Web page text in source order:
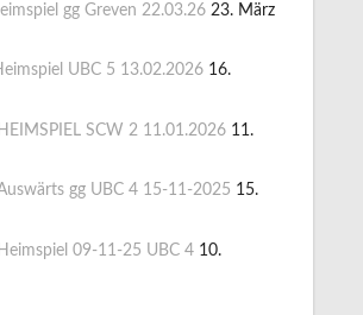
gg Greven 22.03.26 23. März
UBC 5 13.02.2026 16.
SCW 2 11.01.2026 11.
gg UBC 4 15-11-2025 15.
09-11-25 UBC 4 10.